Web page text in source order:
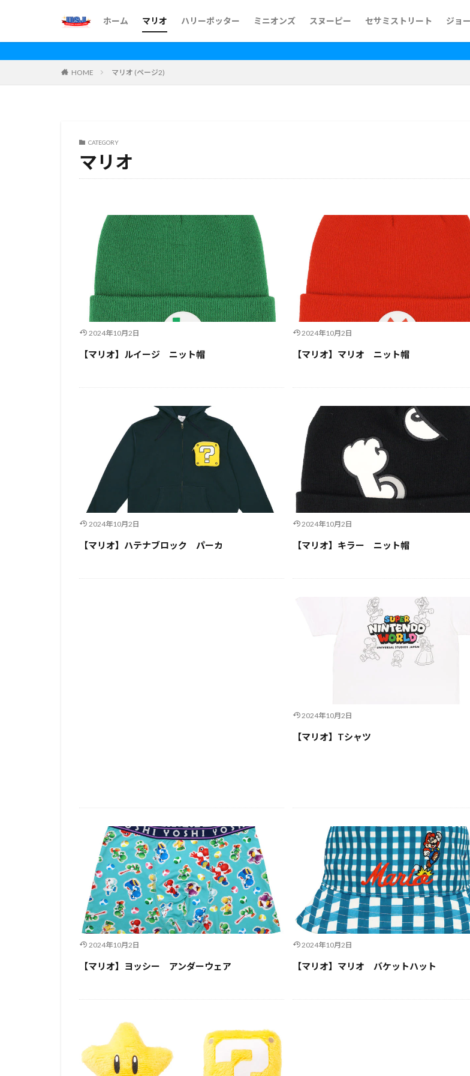
ホーム マリオ ハリーポッター ミニオンズ スヌーピー セサミストリート ジョ
メル
HOME マリオ (ページ2)
CATEGORY
マリオ
2024年10月2日
【マリオ】ルイージ ニット帽
2024年10月2日
【マリオ】マリオ ニット帽
2024年10月2日
【マリオ】ハテナブロック パーカ
2024年10月2日
【マリオ】キラー ニット帽
2024年10月2日
【マリオ】Tシャツ
2024年10月2日
【マリオ】ヨッシー アンダーウェア
2024年10月2日
【マリオ】マリオ バケットハット